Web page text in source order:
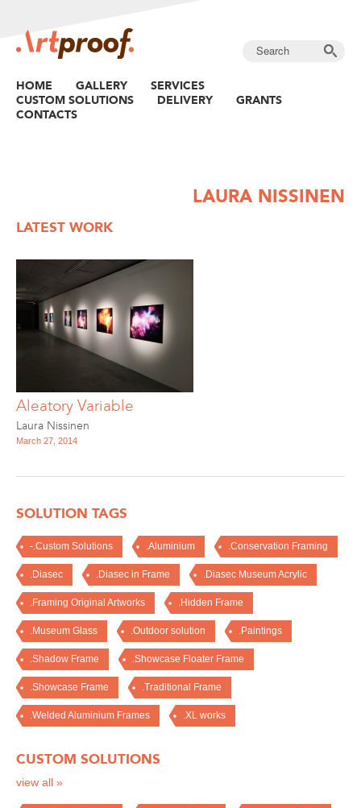
HOME GALLERY
SERVICES
CUSTOM SOLUTIONS
DELIVERY
GRANTS
CONTACTS
LAURA NISSINEN
LATEST WORK
Aleatory Variable
Laura Nissinen
March 27, 2014
SOLUTION TAGS
-.Custom Solutions .Aluminium .Conservation Framing
.Diasec .Diasec in Frame .Diasec Museum Acrylic
.Framing Original Artworks .Hidden Frame
.Museum Glass .Outdoor solution .Paintings
.Shadow Frame .Showcase Floater Frame
.Showcase Frame .Traditional Frame
.Welded Aluminium Frames .XL works
CUSTOM SOLUTIONS
view all »